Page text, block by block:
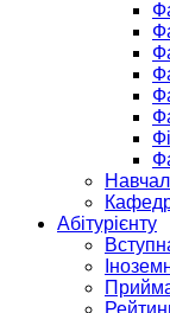
Абітурієнту